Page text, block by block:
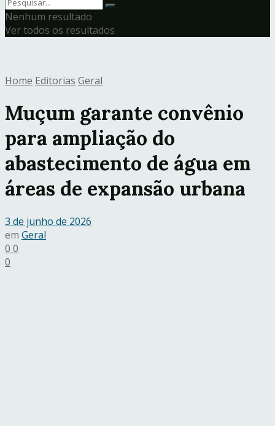
Nenhum resultado
Ver todos os resultados
Home Editorias Geral
Muçum garante convênio
para ampliação do
abastecimento de água em
áreas de expansão urbana
3 de junho de 2026
em Geral
0 0
0